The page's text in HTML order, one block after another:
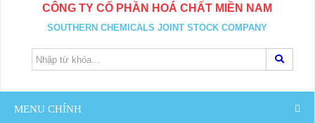
CÔNG TY CỔ PHẦN HOÁ CHẤT MIỀN NAM
SOUTHERN CHEMICALS JOINT STOCK COMPANY
MENU CHÍNH